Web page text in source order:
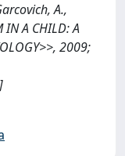
A.,
IN A CHILD: A
2009;